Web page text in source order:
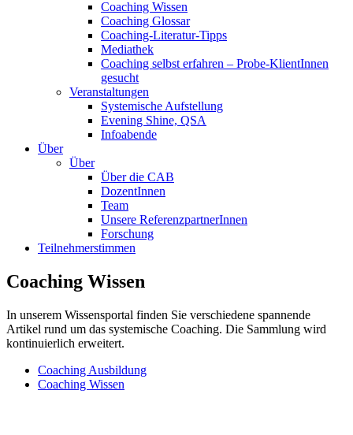
Coaching Wissen
Coaching Glossar
Coaching-Literatur-Tipps
Mediathek
Coaching selbst erfahren – Probe-KlientInnen
gesucht
Veranstaltungen
Systemische Aufstellung
Evening Shine, QSA
Infoabende
Über
Über
Über die CAB
DozentInnen
Team
Unsere ReferenzpartnerInnen
Forschung
Teilnehmerstimmen
Coaching Wissen
In unserem Wissensportal finden Sie verschiedene spannende
Artikel rund um das systemische Coaching. Die Sammlung wird
kontinuierlich erweitert.
Coaching Ausbildung
Coaching Wissen